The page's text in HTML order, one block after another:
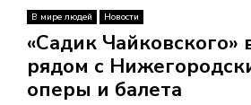
О
В
В мире людей Новости
«Садик Чайковского»
рядом с
оперы и балета